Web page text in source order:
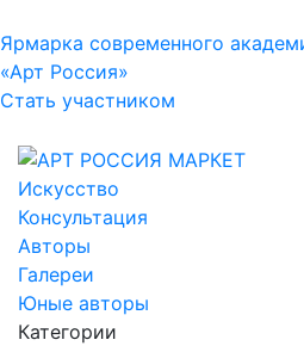
Ярмарка современного
«Арт Россия»
Стать участником
Искусство
Консультация
Авторы
Галереи
Юные авторы
Категории